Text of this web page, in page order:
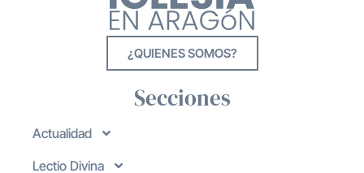
¿QUIENES SOMOS?
Secciones
Actualidad
Lectio Divina